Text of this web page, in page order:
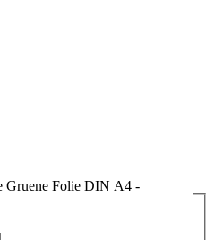
Gruene Folie DIN A4 -